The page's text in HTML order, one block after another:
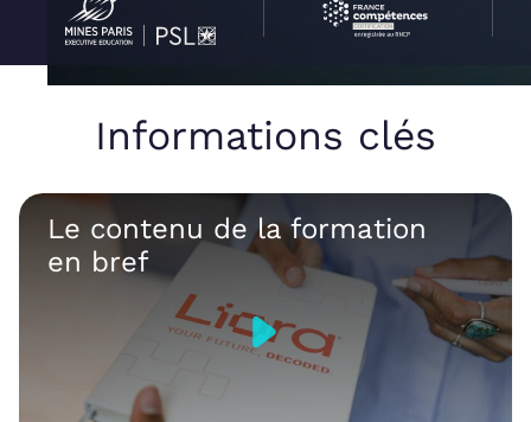
Informations clés
Le contenu de la formation
en bref